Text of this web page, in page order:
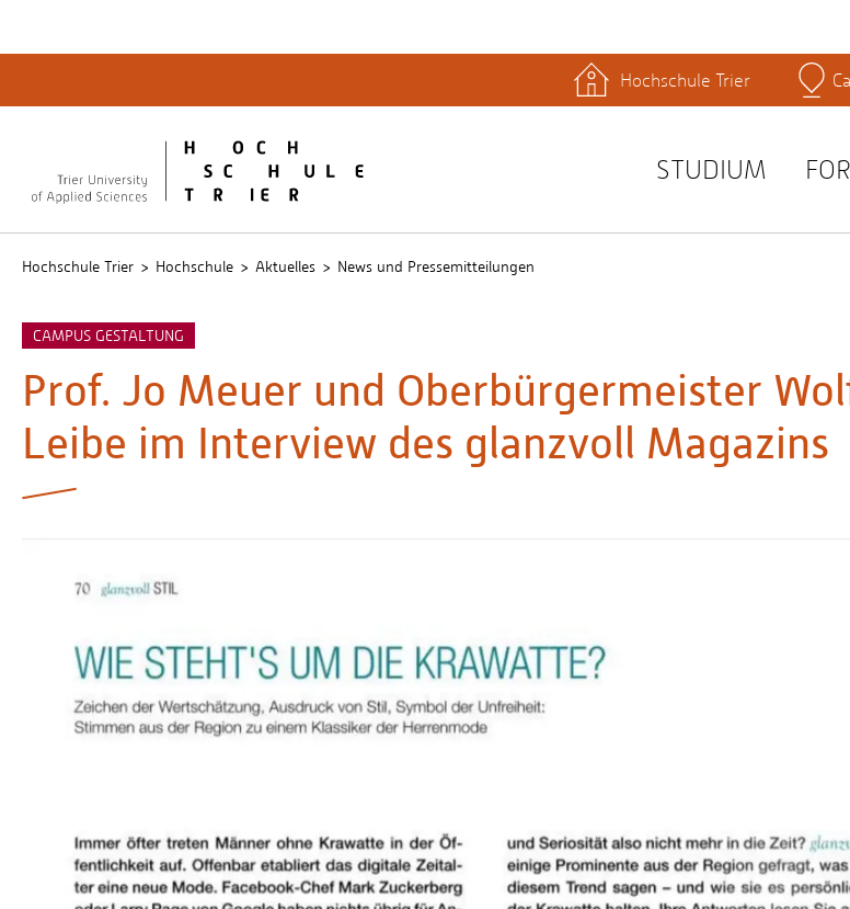
Hochschule Trier
STUDIUM
Hochschule Trier Hochschule Aktuelles News und Pressemitteilungen
CAMPUS GESTALTUNG
Prof. Jo Meuer und Oberbürgermeister
Leibe im Interview des glanzvoll Magazins